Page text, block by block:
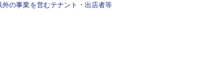
の事業を営むテナント・出店者等